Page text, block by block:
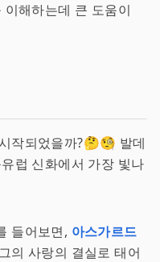
해하는데 큰 도움이
작되었을까?🤔🧐 발데
럽 신화에서 가장 빛나
들어보면, 아스가르드
의 사랑의 결실로 태어